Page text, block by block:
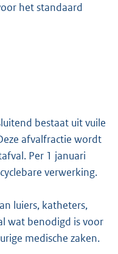
het standaard
bestaat uit vuile
afvalfractie wordt
Per 1 januari
verwerking.
luiers, katheters,
wat benodigd is voor
medische zaken.